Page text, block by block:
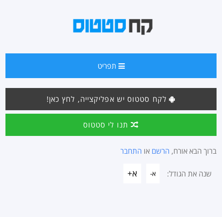
תפריט
לקח סטטוס יש אפליקצייה, לחץ כאן!
תנו לי סטטוס
ברוך הבא אורח, הרשם או התחבר
שנה את הגודל: א- א+